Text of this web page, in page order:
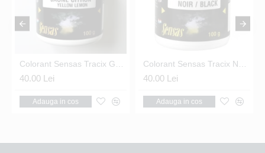
40.00 Lei
Adauga in cos
40.00 Lei
Adauga in cos